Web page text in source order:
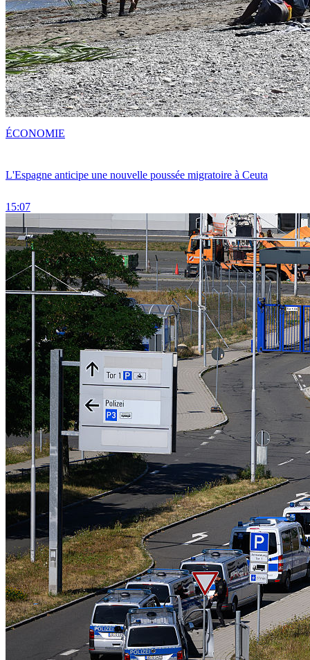
L'Espagne anticipe une nouvelle poussée migratoire à Ceuta
15:07
ÉCONOMIE